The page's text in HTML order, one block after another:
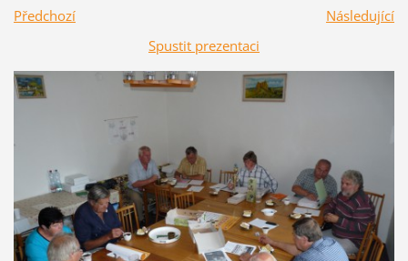
Předchozí
Následující
Spustit prezentaci